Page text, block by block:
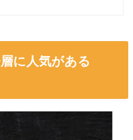
に人気がある